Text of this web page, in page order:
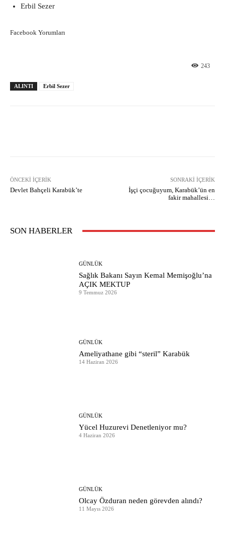
Erbil Sezer
Facebook Yorumları
243
ALINTI Erbil Sezer
ÖNCEKI İÇERIK
Devlet Bahçeli Karabük’te
SONRAKI İÇERIK
İşçi çocuğuyum, Karabük’ün en
fakir mahallesi…
SON HABERLER
GÜNLÜK
Sağlık Bakanı Sayın Kemal Memişoğlu’na
AÇIK MEKTUP
9 Temmuz 2026
GÜNLÜK
Ameliyathane gibi “steril” Karabük
14 Haziran 2026
GÜNLÜK
Yücel Huzurevi Denetleniyor mu?
4 Haziran 2026
GÜNLÜK
Olcay Özduran neden görevden alındı?
11 Mayıs 2026